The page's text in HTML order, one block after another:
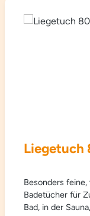
Liegetuch
Besonders
Badetücher für
Bad, in der Sauna, auf